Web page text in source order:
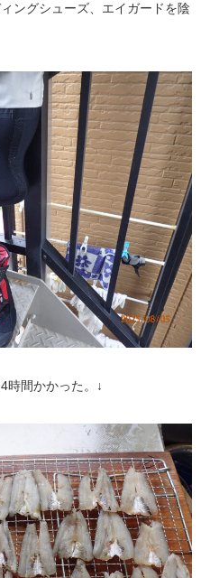
ングシューズ、エイガードを陰
時間かかった。↓